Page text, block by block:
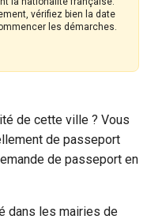
vérifiez bien la date
les démarches.
de cette ville ? Vous
de passeport
de passeport en
dans les mairies de